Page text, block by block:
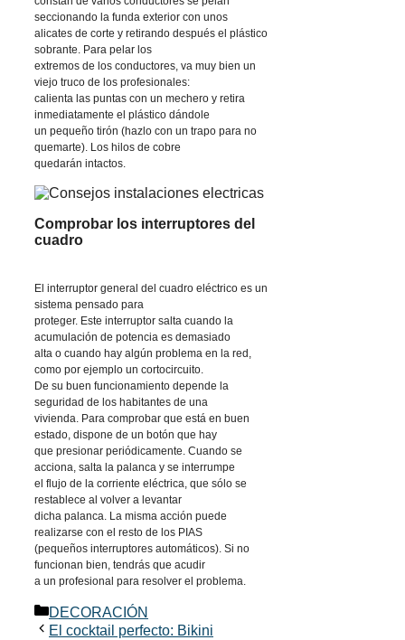
seccionando la funda exterior con unos
alicates de corte y retirando después el plástico
sobrante. Para pelar los
extremos de los conductores, va muy bien un
viejo truco de los profesionales:
calienta las puntas con un mechero y retira
inmediatamente el plástico dándole
un pequeño tirón (hazlo con un trapo para no
quemarte). Los hilos de cobre
quedarán intactos.
Comprobar los interruptores del
cuadro
El interruptor general del cuadro eléctrico es un
sistema pensado para
proteger. Este interruptor salta cuando la
acumulación de potencia es demasiado
alta o cuando hay algún problema en la red,
como por ejemplo un cortocircuito.
De su buen funcionamiento depende la
seguridad de los habitantes de una
vivienda. Para comprobar que está en buen
estado, dispone de un botón que hay
que presionar periódicamente. Cuando se
acciona, salta la palanca y se interrumpe
el flujo de la corriente eléctrica, que sólo se
restablece al volver a levantar
dicha palanca. La misma acción puede
realizarse con el resto de los PIAS
(pequeños interruptores automáticos). Si no
funcionan bien, tendrás que acudir
a un profesional para resolver el problema.
Categorías
DECORACIÓN
El cocktail perfecto: Bikini